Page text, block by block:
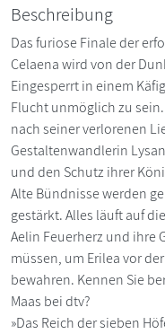
Beschreibung
Das furiose Finale der
Celaena wird von der
Eingesperrt in einem
Flucht unmöglich zu
nach seiner verlorenen
Gestaltenwandlerin
und den Schutz ihrer
Alte Bündnisse werden
gestärkt. Alles läuft auf
Aelin Feuerherz und ihre
müssen, um Erilea vor
bewahren. Kennen Sie
Maas bei dtv?
»Das Reich der sieben